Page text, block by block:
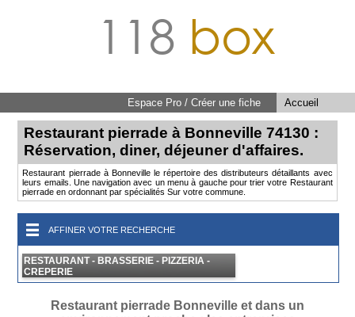
118 box
Accueil
Espace Pro / Créer une fiche
Restaurant pierrade à Bonneville 74130 :
Réservation, diner, déjeuner d'affaires.
Restaurant pierrade à Bonneville le répertoire des distributeurs détaillants avec
leurs emails. Une navigation avec un menu à gauche pour trier votre Restaurant
pierrade en ordonnant par spécialités Sur votre commune.
AFFINER VOTRE RECHERCHE
RESTAURANT - BRASSERIE - PIZZERIA -
CREPERIE
Restaurant pierrade Bonneville et dans un